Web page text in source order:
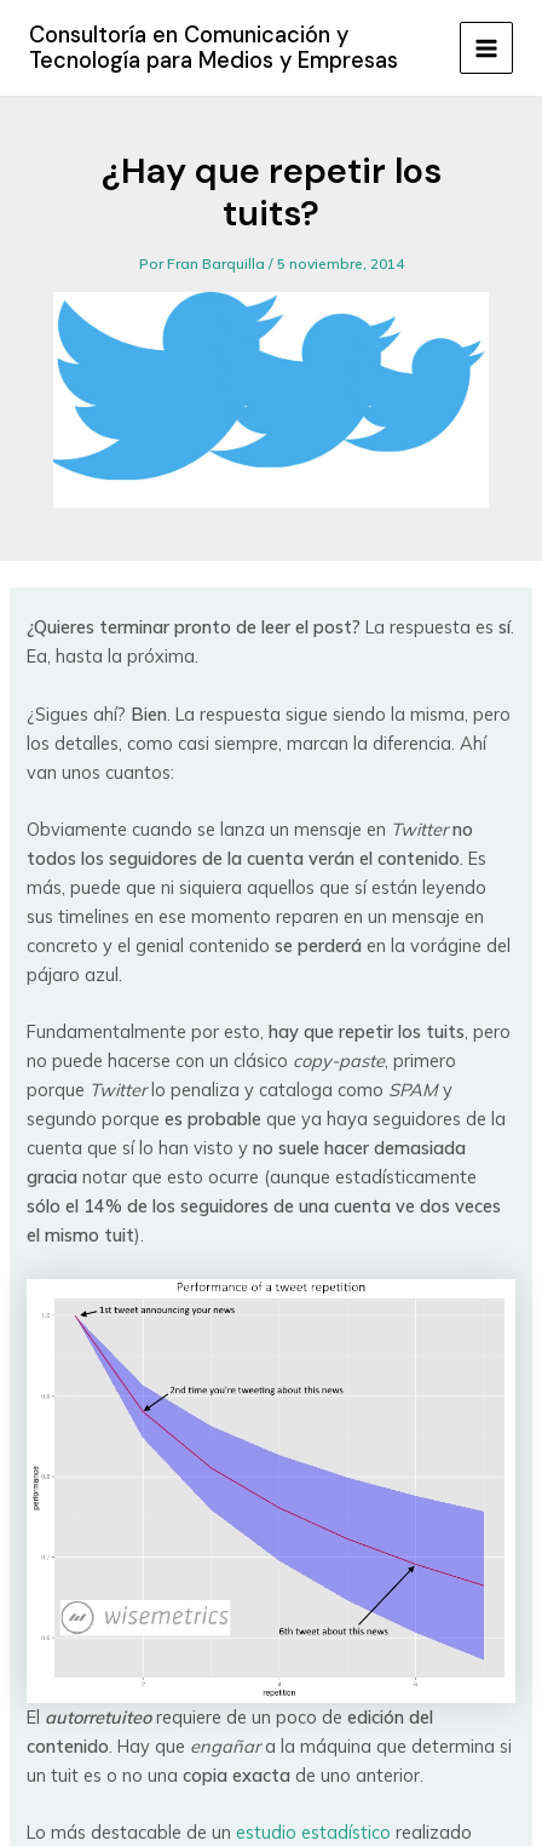
contenido
Consultoría en Comunicación y
Tecnología para Medios y Empresas
MAIN
¿Hay que repetir los
tuits?
PorFran Barquilla / 5 noviembre, 2014
¿Quieres terminar pronto de leer el post? La respuesta essí.
Ea, hasta la próxima.
¿Sigues ahí? Bien . La respuesta sigue siendo la misma, pero
los detalles, como casi siempre, marcan la diferencia. Ahí
van unos cuantos:
Obviamente cuando se lanza un mensaje en Twitter no
todos los seguidores de la cuenta verán el contenido. Es
más, puede que ni siquiera aquellos que sí están leyendo
sus timelines en ese momento reparen en un mensaje en
concreto y el genial contenidose perderá en la vorágine del
pájaro azul.
Fundamentalmente por esto,hay que repetir los tuits, pero
no puede hacerse con un clásico copy-paste, primero
porque Twitterlo penaliza y cataloga como SPAMy
segundo porquees probable que ya haya seguidores de la
cuenta que sí lo han visto yno suele hacer demasiada
gracia notar que esto ocurre (aunque estadísticamente
sólo el 14% de los seguidores de una cuenta ve dos veces
el mismo tuit).
El autorretuiteo requiere de un poco deedición del
contenido. Hay que engañara la máquina que determina si
un tuit es o no unacopia exacta de uno anterior.
Lo más destacable de unestudio estadístico realizado